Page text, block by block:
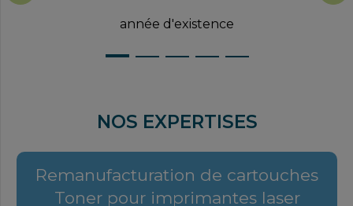
année d'existence
NOS EXPERTISES
Remanufacturation de cartouches
Toner pour imprimantes laser